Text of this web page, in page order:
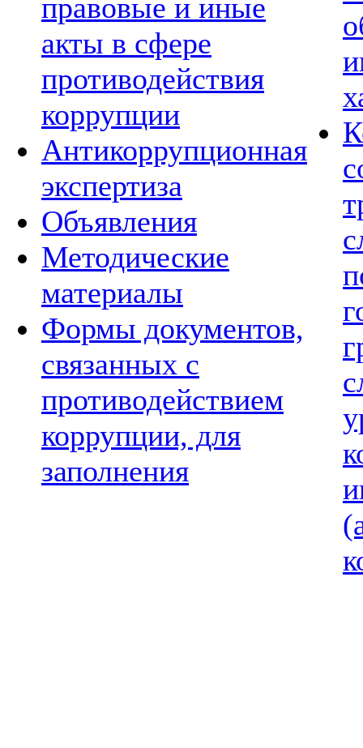
правовые и иные
акты в сфере
противодействия
коррупции
Антикоррупционная
экспертиза
Объявления
Методические
материалы
Формы документов,
связанных с
противодействием
коррупции, для
заполнения